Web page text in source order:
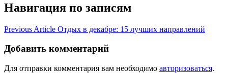
Навигация по записям
Previous Article Отдых в декабре: 15 лучших направлений
Добавить комментарий
Для отправки комментария вам необходимо авторизоваться.